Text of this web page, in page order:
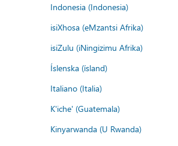
Indonesia (Indonesia)
isiXhosa (eMzantsi Afrika)
isiZulu (iNingizimu Afrika)
Íslenska (ísland)
Italiano (Italia)
K'iche' (Guatemala)
Kinyarwanda (U Rwanda)